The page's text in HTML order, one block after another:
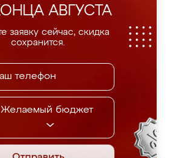
АВГУСТА
заявку сейчас, скидка
сохранится.
Желаемый бюджет